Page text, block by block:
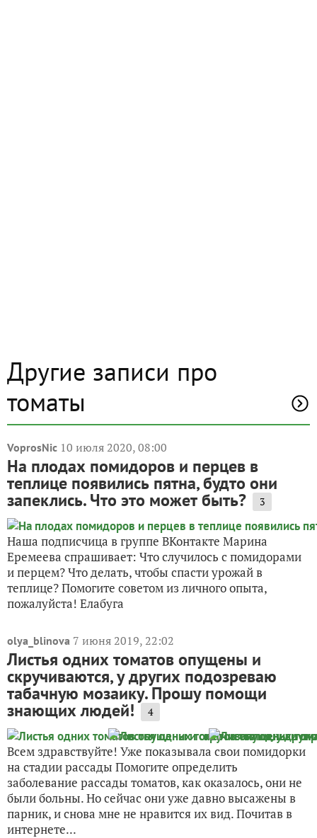
Другие записи про
томаты
VoprosNic 10 июля 2020, 08:00
На плодах помидоров и перцев в
теплице появились пятна, будто они
запеклись. Что это может быть? 3
Наша подписчица в группе ВКонтакте Марина
Еремеева спрашивает: Что случилось с помидорами
и перцем? Что делать, чтобы спасти урожай в
теплице? Помогите советом из личного опыта,
пожалуйста! Елабуга
olya_blinova 7 июня 2019, 22:02
Листья одних томатов опущены и
скручиваются, у других подозреваю
табачную мозаику. Прошу помощи
знающих людей! 4
Всем здравствуйте! Уже показывала свои помидорки
на стадии рассады Помогите определить
заболевание рассады томатов, как оказалось, они не
были больны. Но сейчас они уже давно высажены в
парник, и снова мне не нравится их вид. Почитав в
интернете...